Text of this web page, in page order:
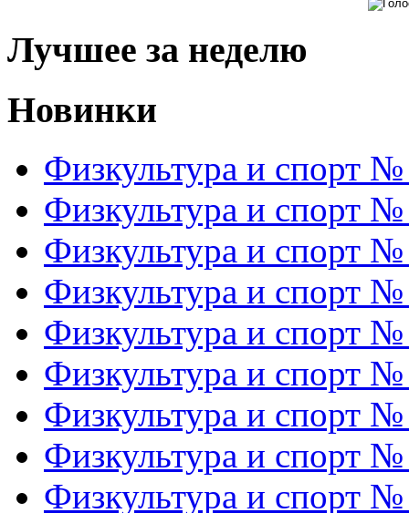
Лучшее за неделю
Новинки
Физкультура и спорт
Физкультура и спорт
Физкультура и спорт
Физкультура и спорт
Физкультура и спорт
Физкультура и спорт
Физкультура и спорт
Физкультура и спорт
Физкультура и спорт